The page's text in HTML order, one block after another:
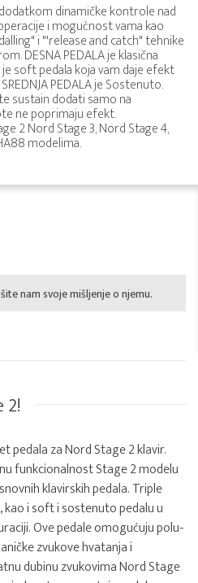
dinamičke kontrole nad
i mogućnost vama kao
i "'release and catch" tehnike
DESNA PEDALA je klasična
je soft pedala koja vam daje efekt
PEDALA je Sostenuto.
sustain dodati samo na
ne poprimaju efekt.
2 Nord Stage 3, Nord Stage 4,
modelima.
nam svoje mišljenje o njemu.
2!
pedala za Nord Stage 2 klavir.
funkcionalnost Stage 2 modelu
klavirskih pedala. Triple
kao i soft i sostenuto pedalu u
Ove pedale omogućuju polu-
zvukove hvatanja i
dubinu zvukovima Nord Stage